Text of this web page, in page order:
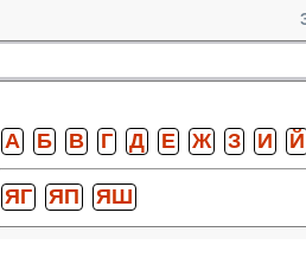
А Б В Г Д Е Ж З И Й
ЯГ ЯП ЯШ